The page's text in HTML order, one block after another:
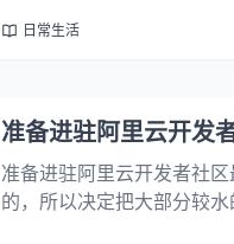
直播主提供了一定的感情
日常生活
准备进驻阿里云开发
准备进驻阿里云开发者社
的，所以决定把大部分较